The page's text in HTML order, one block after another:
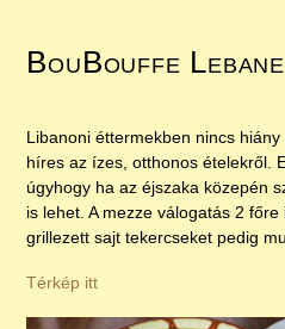
BouBouffe
Libanoni éttermekben nincs
híres az ízes, otthonos ételekről.
úgyhogy ha az éjszaka közepén
is lehet. A mezze válogatás 2
grillezett sajt tekercseket pedig
Térkép itt